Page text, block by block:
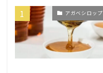
アガベシロップ